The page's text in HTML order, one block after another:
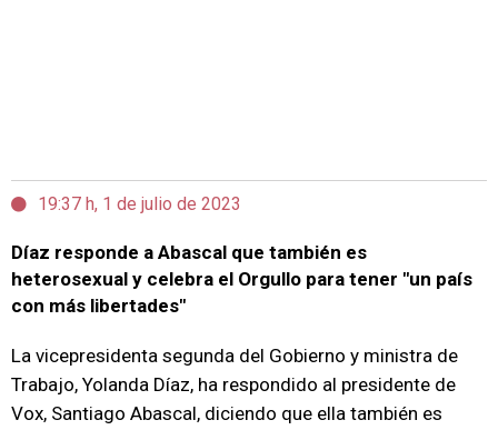
19:37 h, 1 de julio de 2023
Díaz responde a Abascal que también es
heterosexual y celebra el Orgullo para tener "un país
con más libertades"
La vicepresidenta segunda del Gobierno y ministra de
Trabajo, Yolanda Díaz, ha respondido al presidente de
Vox, Santiago Abascal, diciendo que ella también es